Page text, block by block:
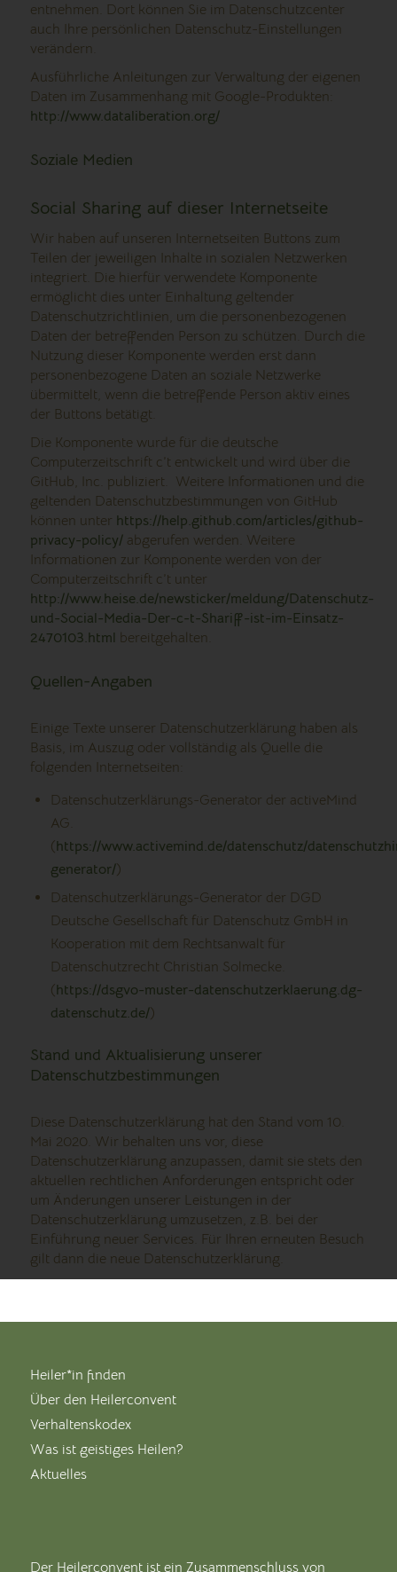
entnehmen. Dort können Sie im Datenschutzcenter
auch Ihre persönlichen Datenschutz-Einstellungen
verändern.
Ausführliche Anleitungen zur Verwaltung der eigenen
Daten im Zusammenhang mit Google-Produkten:
http://www.dataliberation.org/
Soziale Medien
Social Sharing auf dieser Internetseite
Wir haben auf unseren Internetseiten Buttons zum
Teilen der jeweiligen Inhalte in sozialen Netzwerken
integriert. Die hierfür verwendete Komponente
ermöglicht dies unter Einhaltung geltender
Datenschutzrichtlinien, um die personenbezogenen
Daten der betreffenden Person zu schützen. Durch die
Nutzung dieser Komponente werden erst dann
personenbezogene Daten an soziale Netzwerke
übermittelt, wenn die betreffende Person aktiv eines
der Buttons betätigt.
Die Komponente wurde für die deutsche
Computerzeitschrift c’t entwickelt und wird über die
GitHub, Inc. publiziert. Weitere Informationen und die
geltenden Datenschutzbestimmungen von GitHub
können unter https://help.github.com/articles/github-
privacy-policy/abgerufen werden. Weitere
Informationen zur Komponente werden von der
Computerzeitschrift c’t unter
http://www.heise.de/newsticker/meldung/Datenschutz-
und-Social-Media-Der-c-t-Shariff-ist-im-Einsatz-
2470103.html bereitgehalten.
Quellen-Angaben
Einige Texte unserer Datenschutzerklärung haben als
Basis, im Auszug oder vollständig als Quelle die
folgenden Internetseiten:
Datenschutzerklärungs-Generator der activeMind
AG.
(https://www.activemind.de/datenschutz/
generator/)
Datenschutzerklärungs-Generator der DGD
Deutsche Gesellschaft für Datenschutz GmbH in
Kooperation mit dem Rechtsanwalt für
Datenschutzrecht Christian Solmecke.
(https://dsgvo-muster-datenschutzerklaerung.dg-
datenschutz.de/)
Stand und Aktualisierung unserer
Datenschutzbestimmungen
Diese Datenschutzerklärung hat den Stand vom 10.
Mai 2020. Wir behalten uns vor, diese
Datenschutzerklärung anzupassen, damit sie stets den
aktuellen rechtlichen Anforderungen entspricht oder
um Änderungen unserer Leistungen in der
Datenschutzerklärung umzusetzen, z.B. bei der
Einführung neuer Services. Für Ihren erneuten Besuch
gilt dann die neue Datenschutzerklärung.
Heiler*in finden
Über den Heilerconvent
Verhaltenskodex
Was ist geistiges Heilen?
Aktuelles
Der Heilerconvent ist ein Zusammenschluss von